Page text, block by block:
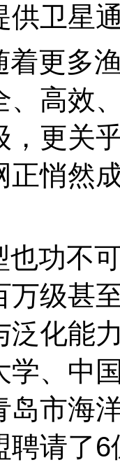
供卫星
着更多
、高效
，更关
正悄然
也功不
万级甚
泛化能
学、中
岛市海
聘请了